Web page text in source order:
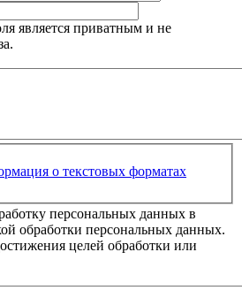
является приватным и не
о текстовых форматах
персональных данных в
обработки персональных данных.
целей обработки или